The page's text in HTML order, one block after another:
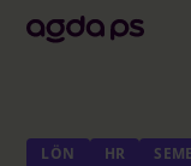
Lösningar
LÖN HR